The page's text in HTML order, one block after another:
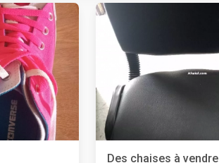
Des chaises à vendre